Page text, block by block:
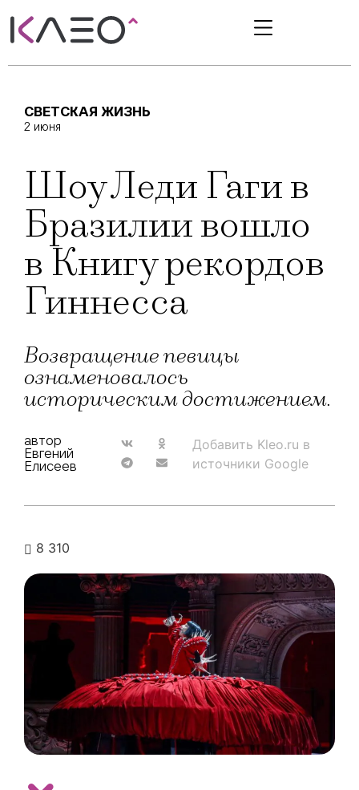
СВЕТСКАЯ ЖИЗНЬ
2 июня
Шоу Леди Гаги в
Бразилии вошло
в Книгу рекордов
Гиннесса
Возвращение певицы
ознаменовалось
историческим достижением.
автор
Евгений
Елисеев
Добавить Kleo.ru в
источники Google
8 310